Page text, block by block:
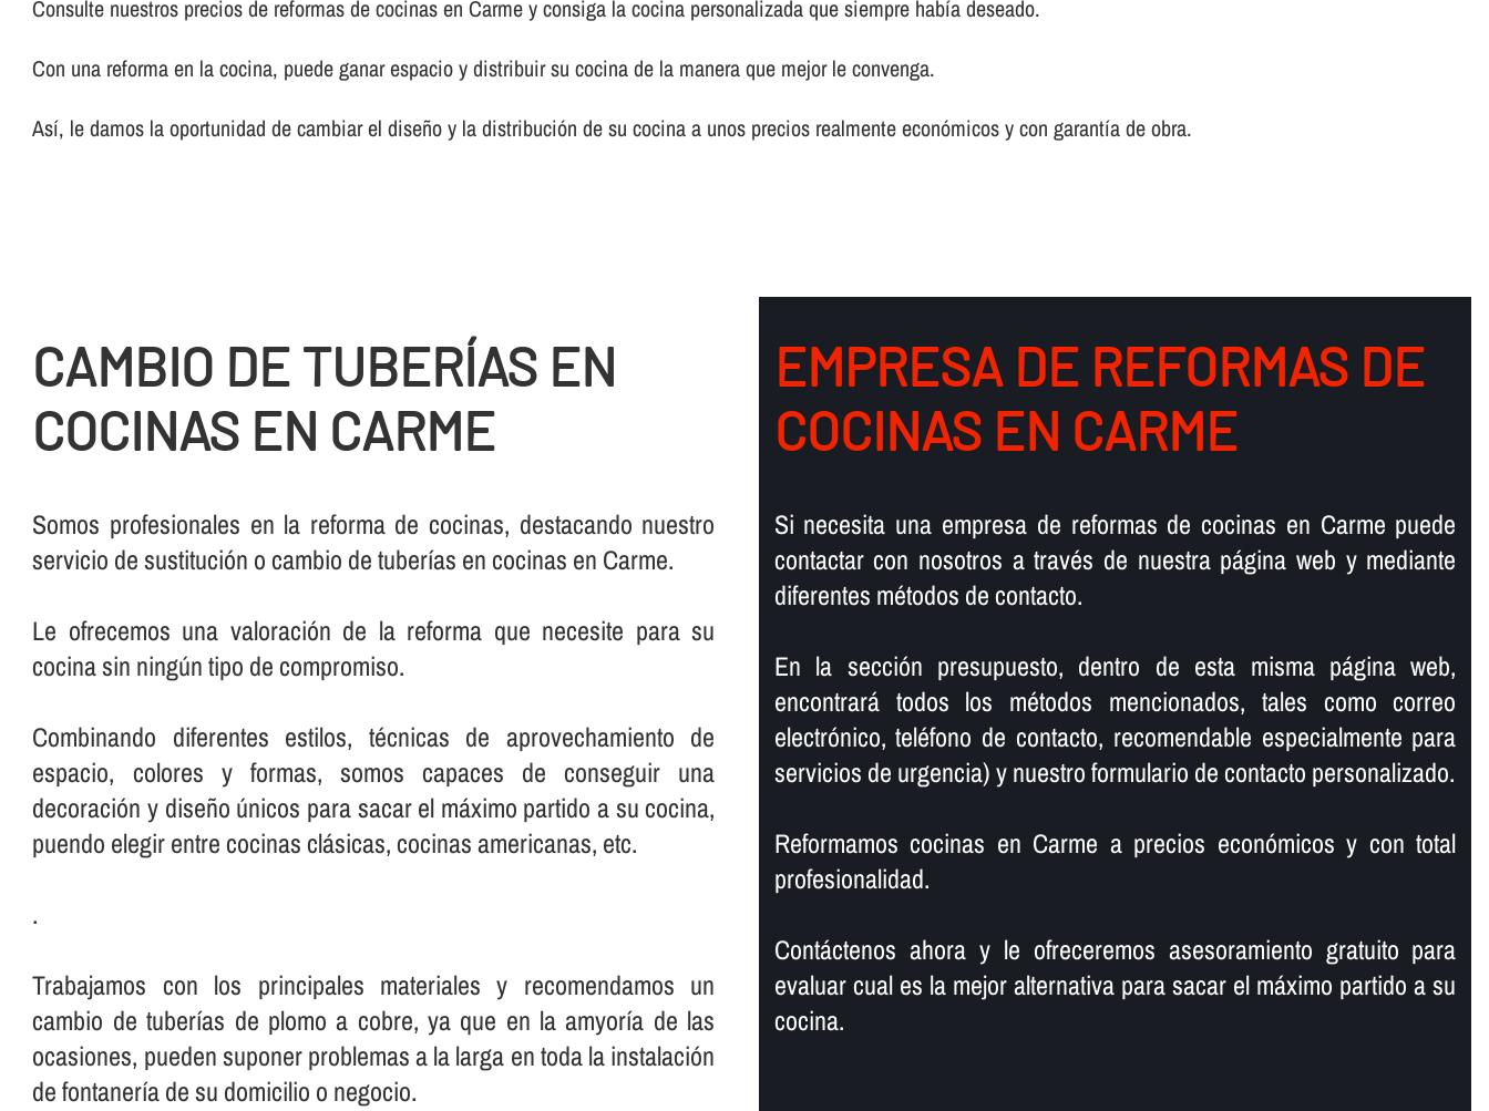
Consulte nuestros precios de reformas de cocinas en Carme y consiga la cocina personalizada que siempre habí­a deseado.
Con una reforma en la cocina, puede ganar espacio y distribuir su cocina de la manera que mejor le convenga.
Así­, le damos la oportunidad de cambiar el diseño y la distribución de su cocina a unos precios realmente económicos y con garantí­a de obra.
CAMBIO DE TUBERÍ­AS EN
COCINAS EN CARME
Somos profesionales en la reforma de cocinas, destacando nuestro
servicio de sustitución o cambio de tuberí­as en cocinas en Carme.
Le ofrecemos una valoración de la reforma que necesite para su
cocina sin ningún tipo de compromiso.
Combinando diferentes estilos, técnicas de aprovechamiento de
espacio, colores y formas, somos capaces de conseguir una
decoración y diseño únicos para sacar el máximo partido a su cocina,
puendo elegir entre cocinas clásicas, cocinas americanas, etc.
.
Trabajamos con los principales materiales y recomendamos un
cambio de tuberí­as de plomo a cobre, ya que en la amyorí­a de las
ocasiones, pueden suponer problemas a la larga en toda la instalación
de fontanerí­a de su domicilio o negocio.
EMPRESA DE REFORMAS DE
COCINAS EN CARME
Si necesita una empresa de reformas de cocinas en Carme puede
contactar con nosotros a través de nuestra página web y mediante
diferentes métodos de contacto.
En la sección presupuesto, dentro de esta misma página web,
encontrará todos los métodos mencionados, tales como correo
electrónico, teléfono de contacto, recomendable especialmente para
servicios de urgencia) y nuestro formulario de contacto personalizado.
Reformamos cocinas en Carme a precios económicos y con total
profesionalidad.
Contáctenos ahora y le ofreceremos asesoramiento gratuito para
evaluar cual es la mejor alternativa para sacar el máximo partido a su
cocina.